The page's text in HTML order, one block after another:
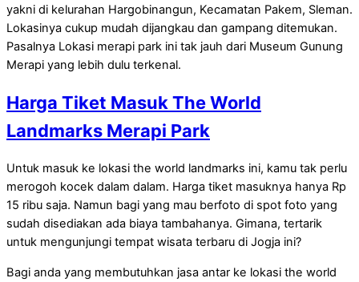
yakni di kelurahan Hargobinangun, Kecamatan Pakem, Sleman.
Lokasinya cukup mudah dijangkau dan gampang ditemukan.
Pasalnya Lokasi merapi park ini tak jauh dari Museum Gunung
Merapi yang lebih dulu terkenal.
Harga Tiket Masuk The World
Landmarks Merapi Park
Untuk masuk ke lokasi the world landmarks ini, kamu tak perlu
merogoh kocek dalam dalam. Harga tiket masuknya hanya Rp
15 ribu saja. Namun bagi yang mau berfoto di spot foto yang
sudah disediakan ada biaya tambahanya. Gimana, tertarik
untuk mengunjungi tempat wisata terbaru di Jogja ini?
Bagi anda yang membutuhkan jasa antar ke lokasi the world